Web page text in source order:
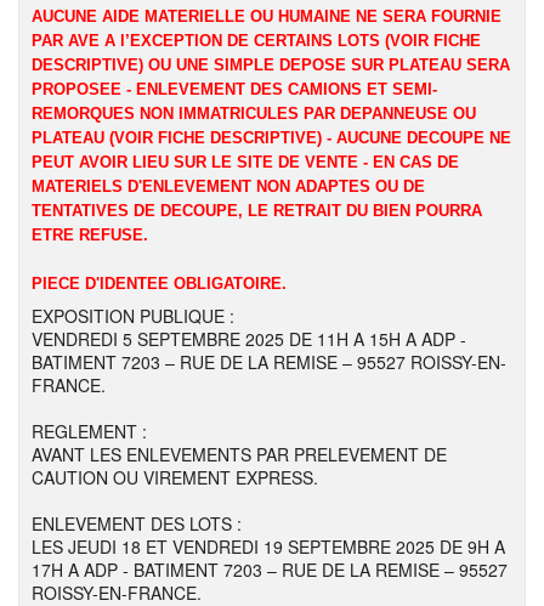
AUCUNE AIDE MATERIELLE OU HUMAINE NE SERA FOURNIE
PAR AVE A l’EXCEPTION DE CERTAINS LOTS (VOIR FICHE
DESCRIPTIVE) OU UNE SIMPLE DEPOSE SUR PLATEAU SERA
PROPOSEE - ENLEVEMENT DES CAMIONS ET SEMI-
REMORQUES NON IMMATRICULES PAR DEPANNEUSE OU
PLATEAU (VOIR FICHE DESCRIPTIVE) - AUCUNE DECOUPE NE
PEUT AVOIR LIEU SUR LE SITE DE VENTE - EN CAS DE
MATERIELS D'ENLEVEMENT NON ADAPTES OU DE
TENTATIVES DE DECOUPE, LE RETRAIT DU BIEN POURRA
ETRE REFUSE.
PIECE D'IDENTEE OBLIGATOIRE.
EXPOSITION PUBLIQUE :
VENDREDI 5 SEPTEMBRE 2025 DE 11H A 15H A ADP -
BATIMENT 7203 – RUE DE LA REMISE – 95527 ROISSY-EN-
FRANCE.
REGLEMENT :
AVANT LES ENLEVEMENTS PAR PRELEVEMENT DE
CAUTION OU VIREMENT EXPRESS.
ENLEVEMENT DES LOTS :
LES JEUDI 18 ET VENDREDI 19 SEPTEMBRE 2025 DE 9H A
17H A ADP - BATIMENT 7203 – RUE DE LA REMISE – 95527
ROISSY-EN-FRANCE.